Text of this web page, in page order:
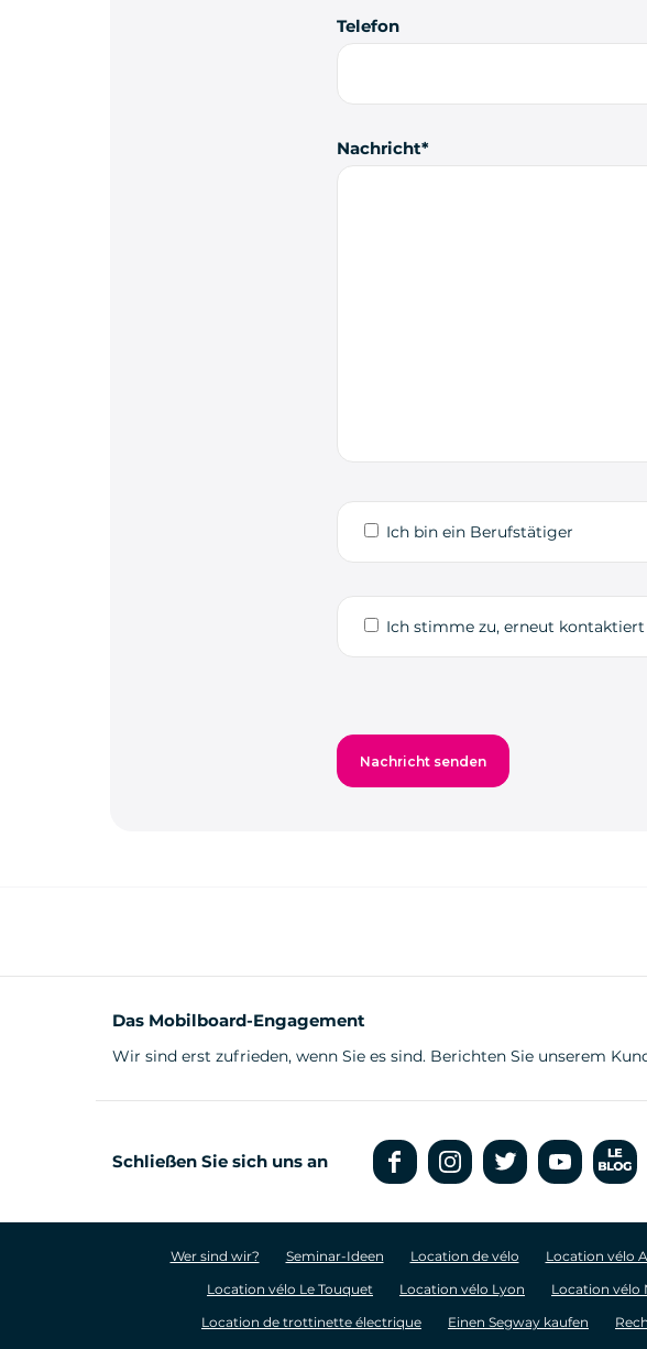
Telefon
Nachricht
Ich bin ein Berufstätiger
Ich stimme zu, erneut kontaktiert
Das Mobilboard-Engagement
Wir sind erst zufrieden, wenn Sie es sind. Berichten Sie unserem
Schließen Sie sich uns an
Wer sind wir? Seminar-Ideen Location de vélo Location vélo
Location vélo Le Touquet
Location vélo Lyon Location vélo
Location de trottinette électrique
Einen Segway kaufen